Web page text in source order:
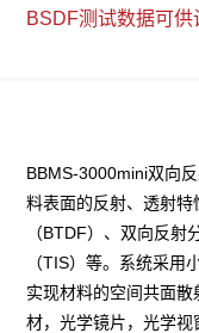
BSDF测试数据可供
BBMS-3000mini双向
料表面的反射、透射
（BTDF）、双向反
（TIS）等。系统采用
实现材料的空间共面
材，光学镜片，光学